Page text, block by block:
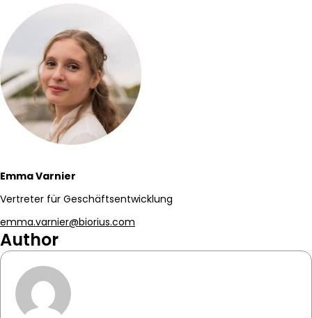
Emma Varnier
Vertreter für Geschäftsentwicklung
emma.varnier@biorius.com
Author